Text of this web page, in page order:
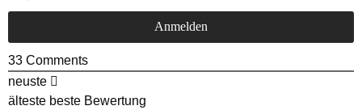
33 Comments
neuste
älteste beste Bewertung